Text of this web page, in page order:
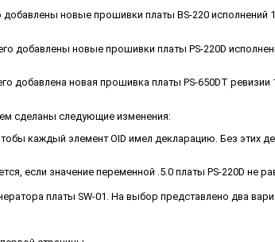
новые прошивки платы BS-220 исполнений
новые прошивки платы PS-220D
добавлена новая прошивка платы PS-650DT
сделаны следующие изменения:
каждый элемент OID имел декларацию. Без этих
если значение переменной .5.0 платы PS-220D не
платы SW-01. На выбор представлено два